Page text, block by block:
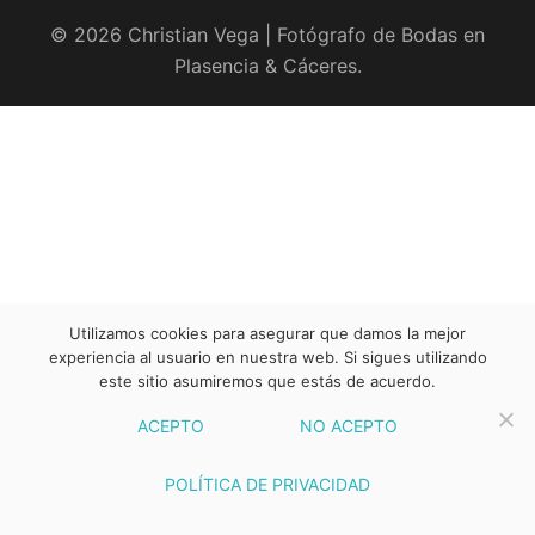
© 2026 Christian Vega | Fotógrafo de Bodas en
Plasencia & Cáceres.
Utilizamos cookies para asegurar que damos la mejor
experiencia al usuario en nuestra web. Si sigues utilizando
este sitio asumiremos que estás de acuerdo.
ACEPTO NO ACEPTO
POLÍTICA DE PRIVACIDAD